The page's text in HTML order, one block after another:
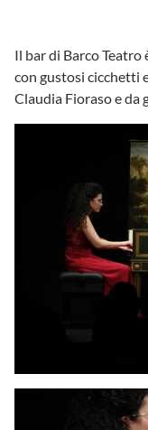
Il bar di Barco Teatro
con gustosi cicchetti
Claudia Fioraso e da